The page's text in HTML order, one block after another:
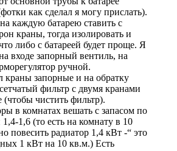
как сделал я могу прислать).
каждую батарею ставить с
краны, тогда изолировать и
либо с батареей будет проще. Я
входе запорный вентиль, на
ручной.
краны запорные и на обратку
фильтр с двумя кранами
(чтобы чистить фильтр).
в комнатах вешать с запасом по
1,6 (то есть на комнату в 10
повесить радиатор 1,4 кВт -“ это
1 кВт на 10 кв.м.) Есть